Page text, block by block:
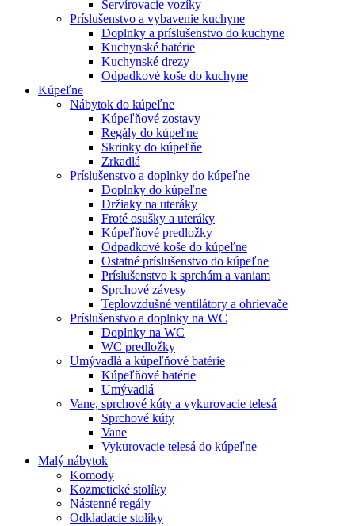
Servírovacie vozíky
Príslušenstvo a vybavenie kuchyne
Doplnky a príslušenstvo do kuchyne
Kuchynské batérie
Kuchynské drezy
Odpadkové koše do kuchyne
Kúpeľne
Nábytok do kúpeľne
Kúpeľňové zostavy
Regály do kúpeľne
Skrinky do kúpeľňe
Zrkadlá
Príslušenstvo a doplnky do kúpeľne
Doplnky do kúpeľne
Držiaky na uteráky
Froté osušky a uteráky
Kúpeľňové predložky
Odpadkové koše do kúpeľne
Ostatné príslušenstvo do kúpeľne
Príslušenstvo k sprchám a vaniam
Sprchové závesy
Teplovzdušné ventilátory a ohrievače
Príslušenstvo a doplnky na WC
Doplnky na WC
WC predložky
Umývadlá a kúpeľňové batérie
Kúpeľňové batérie
Umývadlá
Vane, sprchové kúty a vykurovacie telesá
Sprchové kúty
Vane
Vykurovacie telesá do kúpeľne
Malý nábytok
Komody
Kozmetické stolíky
Nástenné regály
Odkladacie stolíky